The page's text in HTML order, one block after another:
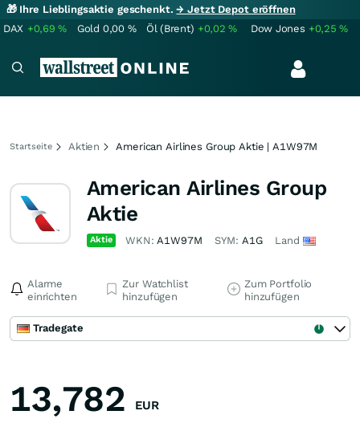
🎁 Ihre Lieblingsaktie geschenkt.→ Jetzt Depot eröffnen
DAX +0,69% Gold 0,00 % Öl (Brent) +0,02% Dow Jones +0,25%
Startseite Aktien American Airlines Group Aktie | A1W97M
American Airlines Group
Aktie
Aktie WKN:A1W97M SYM: A1G Land
Alarme
einrichten
Zur Watchlist
hinzufügen
Zum Portfolio
hinzufügen
Tradegate
13,782 EUR